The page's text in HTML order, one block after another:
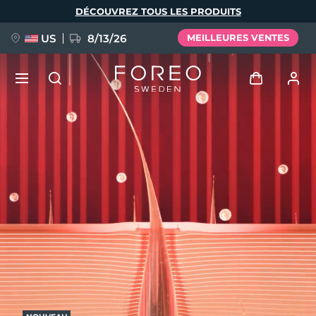
DÉCOUVREZ TOUS LES PRODUITS
US 8/13/26 MEILLEURES VENTES
Profil de l'utilisateur
Mes appareils
Mes commandes
Mes adresses
Mes abonnements
FAQ™ Pure Beauty-Tech Elixir
issa™ Teeth Whitening Set
English Deutsch
Español
Français
Italiano
Português
Polski
Svenska
Русский
Türkçe
简体中文 繁體中文